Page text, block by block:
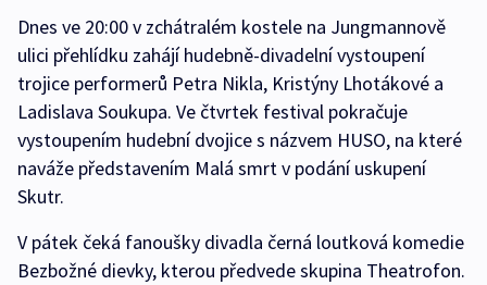
Dnes ve 20:00 v zchátralém kostele na Jungmannově
ulici přehlídku zahájí hudebně-divadelní vystoupení
trojice performerů Petra Nikla, Kristýny Lhotákové a
Ladislava Soukupa. Ve čtvrtek festival pokračuje
vystoupením hudební dvojice s názvem HUSO, na které
naváže představením Malá smrt v podání uskupení
Skutr.
V pátek čeká fanoušky divadla černá loutková komedie
Bezbožné dievky, kterou předvede skupina Theatrofon.